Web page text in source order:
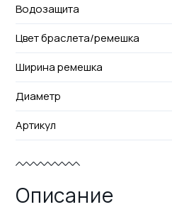
Водозащита
Цвет браслета/ремешка
Ширина ремешка
Диаметр
Артикул
Описание